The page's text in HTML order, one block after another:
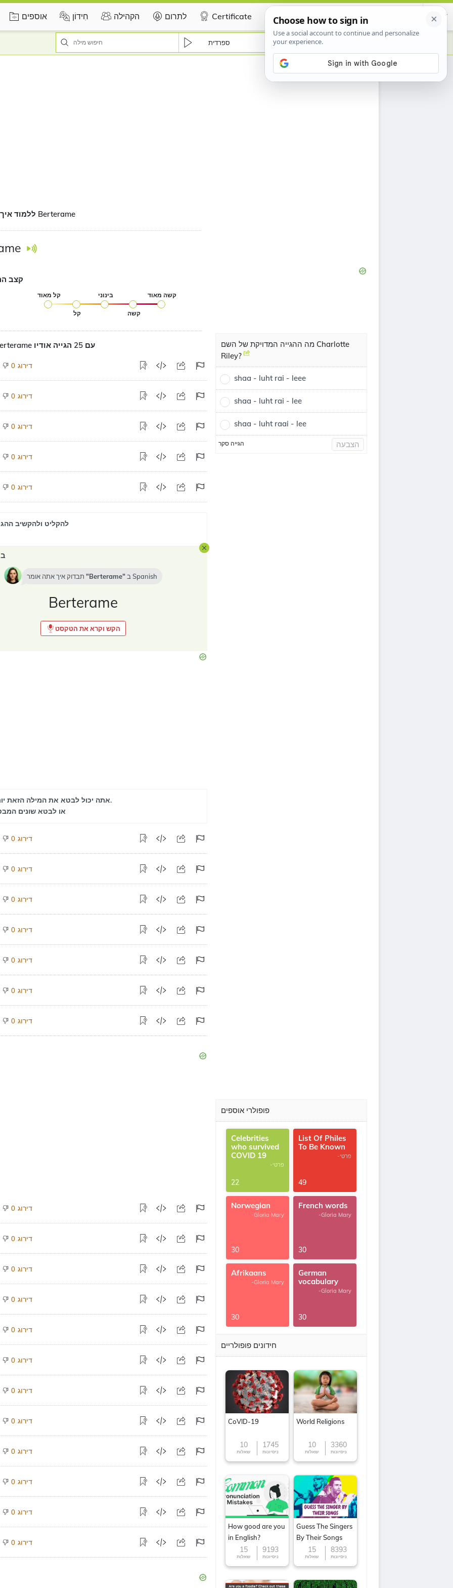
אוספים חִידוֹן הקהילה לתרום Certificate
ספרדית
ללמוד איך לבטא את Berterame
קצב
קל מאוד
קל
בינוני
קשה
קשה מאוד
הגייה על Berterame עם 25 הגייה אודיו
0 דירוג
0 דירוג
0 דירוג
0 דירוג
0 דירוג
להקליט ולהקשיב
Berterame ב Spanish
Berterame
הקש וקרא את הטקסט
אתה יכול לבטא את המילה הזאת יותר.
או לבטא שונים
0 דירוג
0 דירוג
0 דירוג
0 דירוג
0 דירוג
0 דירוג
0 דירוג
0 דירוג
0 דירוג
0 דירוג
0 דירוג
0 דירוג
0 דירוג
0 דירוג
0 דירוג
0 דירוג
0 דירוג
0 דירוג
0 דירוג
מה ההגייה המדויקת של השם Charlotte
Riley?
shaa - luht rai - leee
shaa - luht rai - lee
shaa - luht raai - lee
הגייה סקר הצבעה
פופולרי אוספים
Celebrities
who survived
COVID 19
-פרטי
22
List Of Philes
To Be Known
-פרטי
49
Norwegian
-Gloria Mary
30
French words
-Gloria Mary
30
Afrikaans
-Gloria Mary
30
German
vocabulary
-Gloria Mary
30
חידונים פופולריים
CoVID-19
10
שאלות
1745
ניסיונות
World Religions
10
שאלות
3360
ניסיונות
How good are you
in English?
15
שאלות
9193
ניסיונות
Guess The Singers
By Their Songs
15
שאלות
8393
ניסיונות